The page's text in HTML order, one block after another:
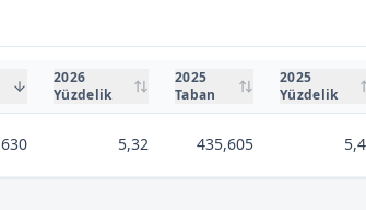
2026
Yüzdelik
2025
Taban
2025
Yüzdelik
5,32 435,605